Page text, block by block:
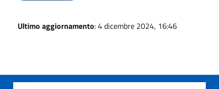
Ultimo aggiornamento: 4 dicembre 2024, 16:46